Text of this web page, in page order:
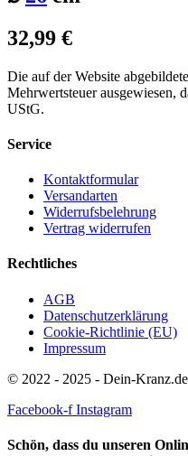
32,99 €
Die auf der Website
Mehrwertsteuer ausgewiesen,
UStG.
Service
Kontaktformular
Versandarten
Widerrufsbelehrung
Vertrag widerrufen
Rechtliches
AGB
Datenschutzerklärung
Cookie-Richtlinie (EU)
Impressum
© 2022 - 2025 - Dein-Kranz.de
Facebook-f Instagram
Schön, dass du unseren